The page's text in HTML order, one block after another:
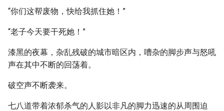
“你们这帮废物，快给我抓住她！”
“老子今天要干死她！”
漆黑的夜幕，杂乱残破的城市暗区内，嘈杂的脚步声与怒吼
声在其中不断的回荡着。
破空声不断袭来。
七八道带着浓郁杀气的人影以非凡的脚力迅速的从周围迫